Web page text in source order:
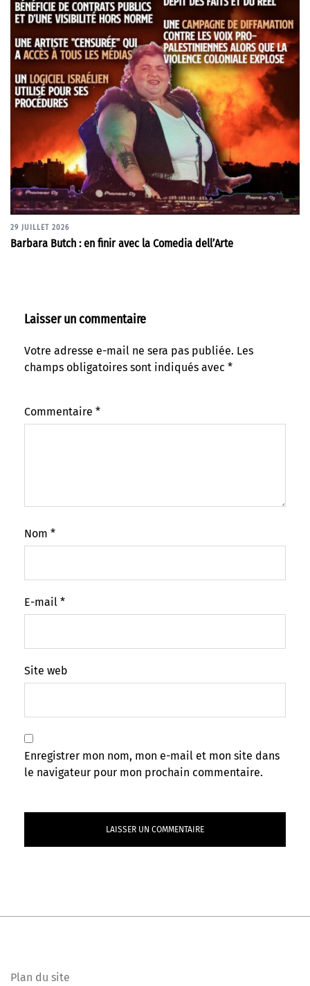
29 JUILLET 2026
Barbara Butch : en finir avec la Comedia dell’Arte
Laisser un commentaire
Votre adresse e-mail ne sera pas publiée. Les
champs obligatoires sont indiqués avec *
Commentaire *
Nom *
E-mail *
Site web
Enregistrer mon nom, mon e-mail et mon site dans
le navigateur pour mon prochain commentaire.
Plan du site